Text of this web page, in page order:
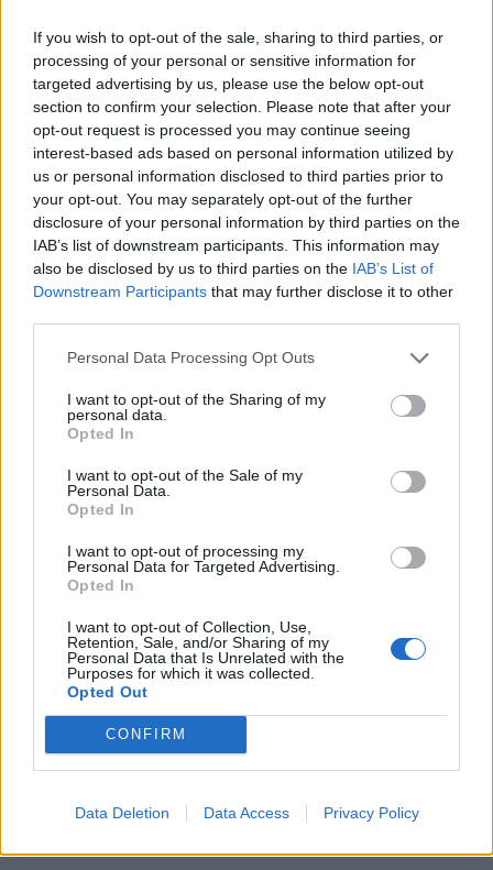
If you wish to opt-out of the sale, sharing to third parties, or
processing of your personal or sensitive information for
targeted advertising by us, please use the below opt-out
section to confirm your selection. Please note that after your
opt-out request is processed you may continue seeing
interest-based ads based on personal information utilized by
us or personal information disclosed to third parties prior to
your opt-out. You may separately opt-out of the further
disclosure of your personal information by third parties on the
IAB’s list of downstream participants. This information may
also be disclosed by us to third parties on the IAB’s List of
Downstream Participants that may further disclose it to other
Personal Data Processing Opt Outs
I want to opt-out of the Sharing of my
personal data.
Opted In
I want to opt-out of the Sale of my
Personal Data.
Opted In
I want to opt-out of processing my
Personal Data for Targeted Advertising.
Opted In
I want to opt-out of Collection, Use,
Retention, Sale, and/or Sharing of my
Personal Data that Is Unrelated with the
Purposes for which it was collected.
Opted Out
CONFIRM
Data Deletion Data Access Privacy Policy
In evidenza